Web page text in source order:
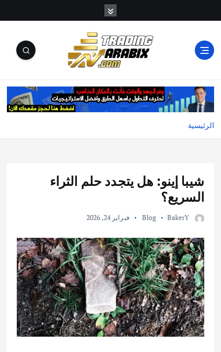
م
والكريبتو
الرئيسية
شيبا إينو: هل يتجدد حلم الثراء
السريع؟
BakerY
Blog فبراير 24, 2026